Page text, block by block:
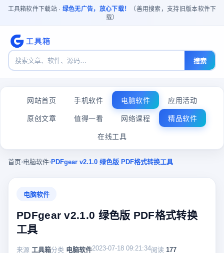
工具箱软件下载站 · 绿色无广告，放心下载！
（善用搜索，支持旧版本软件下
载）
搜索
网站首页 手机软件 电脑软件 应用活动
原创文章 值得一看 网络课程 精品软件
在线工具
首页›电脑软件›PDFgear v2.1.0 绿色版 PDF格式转换工具
电脑软件
PDFgear v2.1.0 绿色版 PDF格式转换
工具
来源 工具箱分类 电脑软件2023-07-18 09:21:34阅读 177